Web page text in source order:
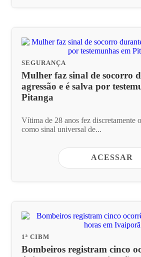
SEGURANÇA
Mulher faz sinal de socorro
agressão e é salva por
Pitanga
Vítima de 28 anos fez discretamente
como sinal universal de...
ACESSAR
1ª CIBM
Bombeiros registram cinco